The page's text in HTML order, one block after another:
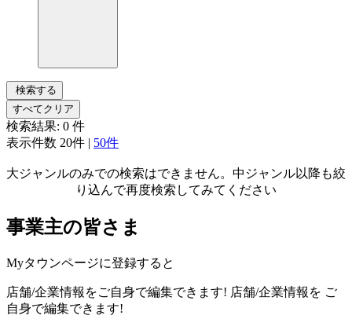
検索する
すべてクリア
検索結果: 0 件
表示件数 20件 | 50件
大ジャンルのみでの検索はできません。中ジャンル以降も絞
り込んで再度検索してみてください
事業主の皆さま
Myタウンページに登録すると
店舗/企業情報をご自身で編集できます! 店舗/企業情報を ご
自身で編集できます!